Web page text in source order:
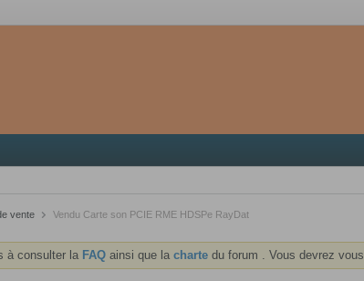
vente Vendu Carte son PCIE RME HDSPe RayDat
à consulter la FAQ ainsi que la charte du forum . Vous devrez vous